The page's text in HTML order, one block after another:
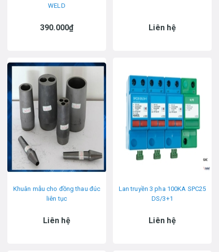
WELD
390.000₫ Liên hệ
Khuân mẫu cho đồng thau đúc
liên tục
Liên hệ
Lan truyền 3 pha 100KA SPC25
DS/3+1
Liên hệ